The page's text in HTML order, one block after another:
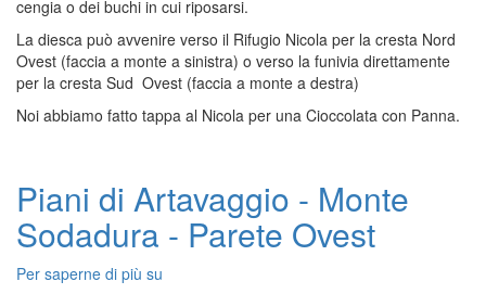
Parete
Ovest
cengia o dei buchi in cui riposarsi.
La diesca può avvenire verso il Rifugio Nicola per la cresta Nord
Ovest (faccia a monte a sinistra) o verso la funivia direttamente
per la cresta Sud Ovest (faccia a monte a destra)
Noi abbiamo fatto tappa al Nicola per una Cioccolata con Panna.
Piani di Artavaggio - Monte
Sodadura - Parete Ovest
Per saperne di più su